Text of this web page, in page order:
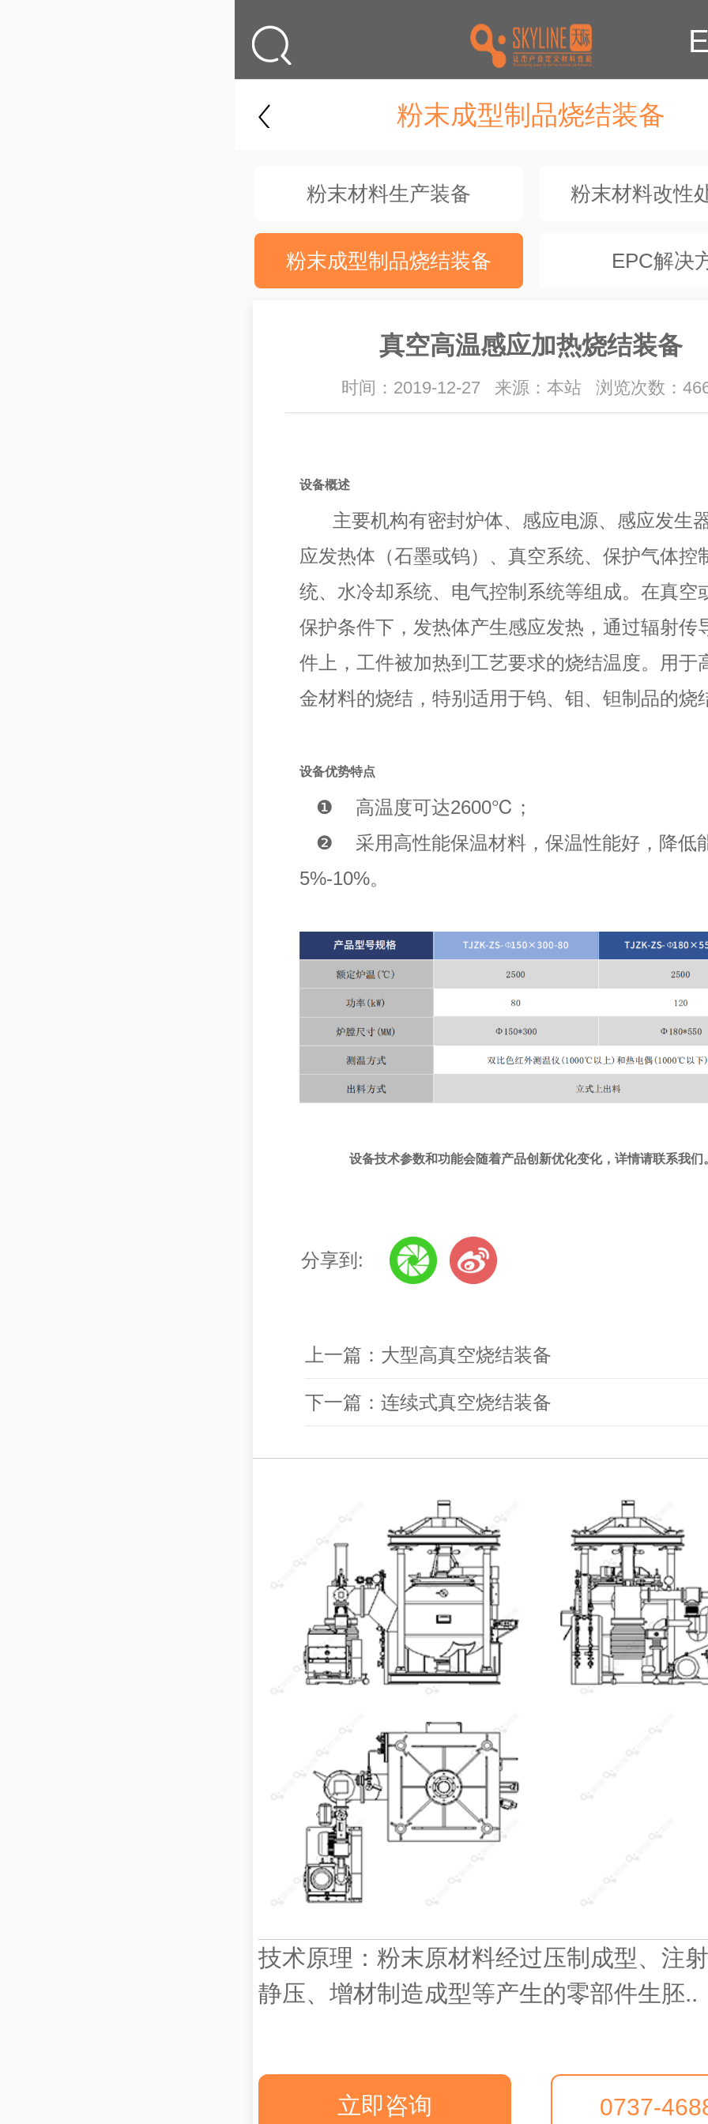
粉末成型制品烧结装备
粉末材料生产装备 粉末材料改性
粉末成型制品烧结装备 EPC解决
真空高温感应加热烧结装备
时间：2019-12-27 来源：本站 浏览次数：
设备概述
主要机构有密封炉体、感应电源、感应发生
应发热体（石墨或钨）、真空系统、保护气体控
统、水冷却系统、电气控制系统等组成。在真空
保护条件下，发热体产生感应发热，通过辐射传
件上，工件被加热到工艺要求的烧结温度。用于
金材料的烧结，特别适用于钨、钼、钽制品的烧
设备优势特点
❶ ⾼温度可达2600℃；
❷ 采⽤⾼性能保温材料，保温性能好，降低
5%-10%。
设备技术参数和功能会随着产品创新优化变化，详情请联系我们
分享到:
上一篇： 大型高真空烧结装备
下一篇： 连续式真空烧结装备
技术原理：粉末原材料经过压制成型、注
静压、增材制造成型等产生的零部件生胚..
立即咨询 0737-